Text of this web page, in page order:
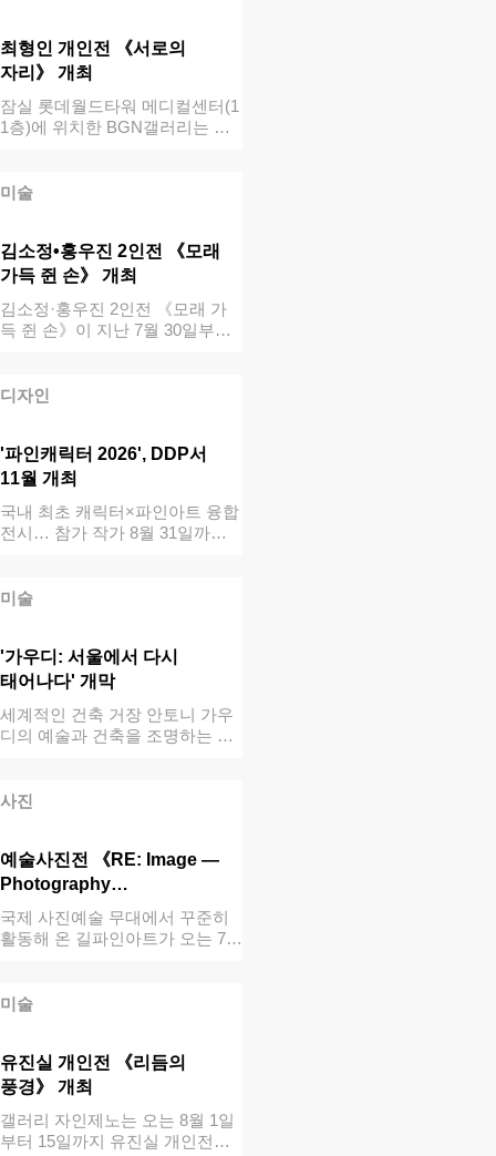
최형인 개인전 《서로의
자리》 개최
잠실 롯데월드타워 메디컬센터(1
1층)에 위치한 BGN갤러리는 최
미술
김소정•홍우진 2인전 《모래
가득 쥔 손》 개최
김소정·홍우진 2인전 《모래 가
득 쥔 손》이 지난 7월 30일부터
디자인
'파인캐릭터 2026', DDP서
11월 개최
국내 최초 캐릭터×파인아트 융합
전시… 참가 작가 8월 31일까지
미술
'가우디: 서울에서 다시
태어나다' 개막
세계적인 건축 거장 안토니 가우
디의 예술과 건축을 조명하는 가
사진
예술사진전 《RE: Image —
Photography…
국제 사진예술 무대에서 꾸준히
활동해 온 길파인아트가 오는 7월
미술
유진실 개인전 《리듬의
풍경》 개최
갤러리 자인제노는 오는 8월 1일
부터 15일까지 유진실 개인전